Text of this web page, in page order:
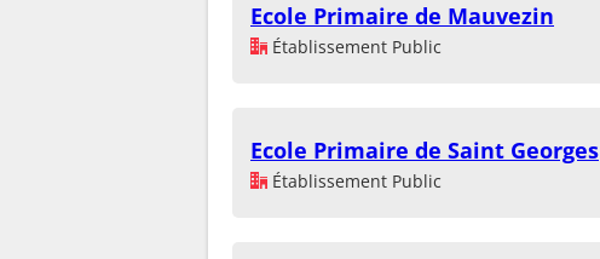
Ecole Primaire de Mauvezin
Établissement Public
Ecole Primaire de Saint Georges
Établissement Public